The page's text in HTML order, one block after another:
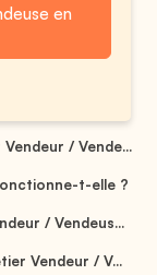
en
/ Vende...
t-elle ?
/ Vendeus...
Vendeur / V...